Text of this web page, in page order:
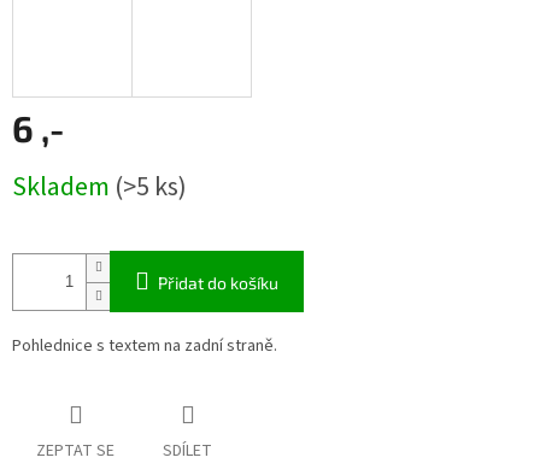
6 ,-
cena:
Skladem (>5 ks)
Přidat do košíku
Pohlednice s textem na zadní straně.
ZEPTAT SE SDÍLET